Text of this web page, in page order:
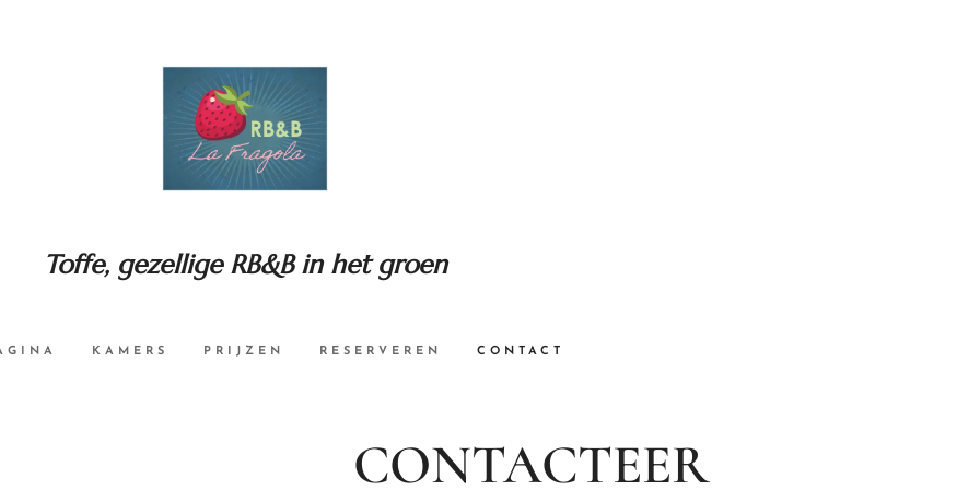
Toffe, gezellige RB&B in het groen
KAMERS PRIJZEN RESERVEREN CONTACT
CONTACTEER